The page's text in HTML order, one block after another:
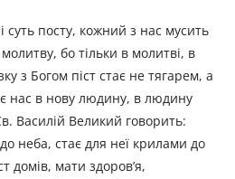
суть посту, кожний з нас мусить
бо тільки в молитві, в
з Богом піст стає не тягарем, а
нас в нову людину, в людину
Василій Великий говорить:
неба, стає для неї крилами до
домів, мати здоров’я,